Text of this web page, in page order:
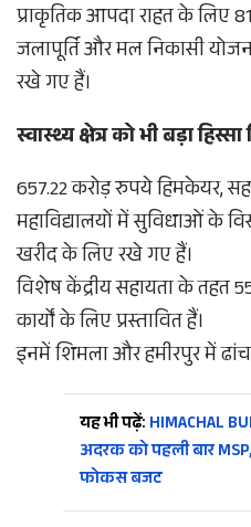
प्राकृतिक आपदा राहत के लिए
जलापूर्ति और मल निकासी
रखे गए हैं।
स्वास्थ्य क्षेत्र को भी बड़ा
657.22 करोड़ रुपये हिमकेयर,
महाविद्यालयों में सुविधाओं के
खरीद के लिए रखे गए हैं।
विशेष केंद्रीय सहायता के तहत
कार्यों के लिए प्रस्तावित हैं।
इनमें शिमला और हमीरपुर में
यह भी पढ़ें: HIMACHAL
अदरक को पहली बार
फोकस बजट